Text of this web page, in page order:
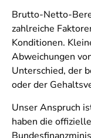
Brutto-Netto-
zahlreiche
Konditionen.
Abweichungen
Unterschied, der
oder der
Unser Anspruch
haben die